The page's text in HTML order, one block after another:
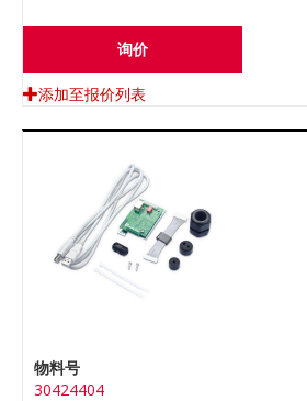
询价
添加至报价列表
物料号
30424404